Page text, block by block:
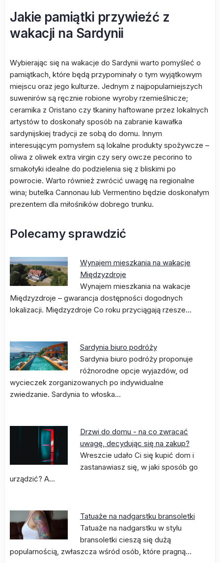
Jakie pamiątki przywieźć z
wakacji na Sardynii
Wybierając się na wakacje do Sardynii warto pomyśleć o
pamiątkach, które będą przypominały o tym wyjątkowym
miejscu oraz jego kulturze. Jednym z najpopularniejszych
suwenirów są ręcznie robione wyroby rzemieślnicze;
ceramika z Oristano czy tkaniny haftowane przez lokalnych
artystów to doskonały sposób na zabranie kawałka
sardynijskiej tradycji ze sobą do domu. Innym
interesującym pomysłem są lokalne produkty spożywcze –
oliwa z oliwek extra virgin czy sery owcze pecorino to
smakołyki idealne do podzielenia się z bliskimi po
powrocie. Warto również zwrócić uwagę na regionalne
wina; butelka Cannonau lub Vermentino będzie doskonałym
prezentem dla miłośników dobrego trunku.
Polecamy sprawdzić
Wynajem mieszkania na wakacje
Międzyzdroje
Wynajem mieszkania na wakacje
Międzyzdroje – gwarancja dostępności dogodnych
lokalizacji. Międzyzdroje Co roku przyciągają rzesze…
Sardynia biuro podróży
Sardynia biuro podróży proponuje
różnorodne opcje wyjazdów, od
wycieczek zorganizowanych po indywidualne
zwiedzanie. Sardynia to włoska…
Drzwi do domu - na co zwracać
uwagę, decydując się na zakup?
Wreszcie udało Ci się kupić dom i
zastanawiasz się, w jaki sposób go
urządzić? A…
Tatuaże na nadgarstku bransoletki
Tatuaże na nadgarstku w stylu
bransoletki cieszą się dużą
popularnością, zwłaszcza wśród osób, które pragną…